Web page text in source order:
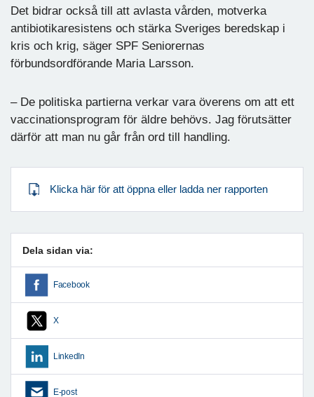
Det bidrar också till att avlasta vården, motverka
antibiotikaresistens och stärka Sveriges beredskap i
kris och krig, säger SPF Seniorernas
förbundsordförande Maria Larsson.
– De politiska partierna verkar vara överens om att ett
vaccinationsprogram för äldre behövs. Jag förutsätter
därför att man nu går från ord till handling.
Klicka här för att öppna eller ladda ner rapporten
Dela sidan via:
Facebook
X
LinkedIn
E-post